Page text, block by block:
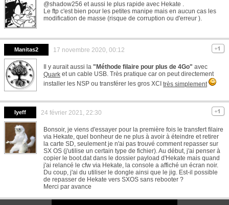
@shadow256 et aussi le plus rapide avec Hekate .
Le ftp c'est bien pour les petites manipe mais en aucun cas les
modification de masse (risque de corruption ou d'erreur ).
Manitas2 17 novembre 2020, 00:12
Il y aurait aussi la "Méthode filaire pour plus de 4Go" avec
Quark et un cable USB. Très pratique car on peut directement
installer les NSP ou transférer les gros XCI très simplement
Iyeff 24 février 2021, 22:30
Bonsoir, je viens d'essayer pour la première fois le transfert filaire
via Hekate, quel bonheur de ne plus à avoir à éteindre et retirer
la carte SD, seulement je n'ai pas trouvé comment repasser sur
SX OS (j'utilise un certain type de fichier). Au début, j'ai penser à
copier le boot.dat dans le dossier payload d'Hekate mais quand
j'ai relancé le cfw via Hekate, la console a affiché un écran noir.
Du coup, j'ai du utiliser le dongle ainsi que le jig. Est-il possible
de repasser de Hekate vers SXOS sans rebooter ?
Merci par avance